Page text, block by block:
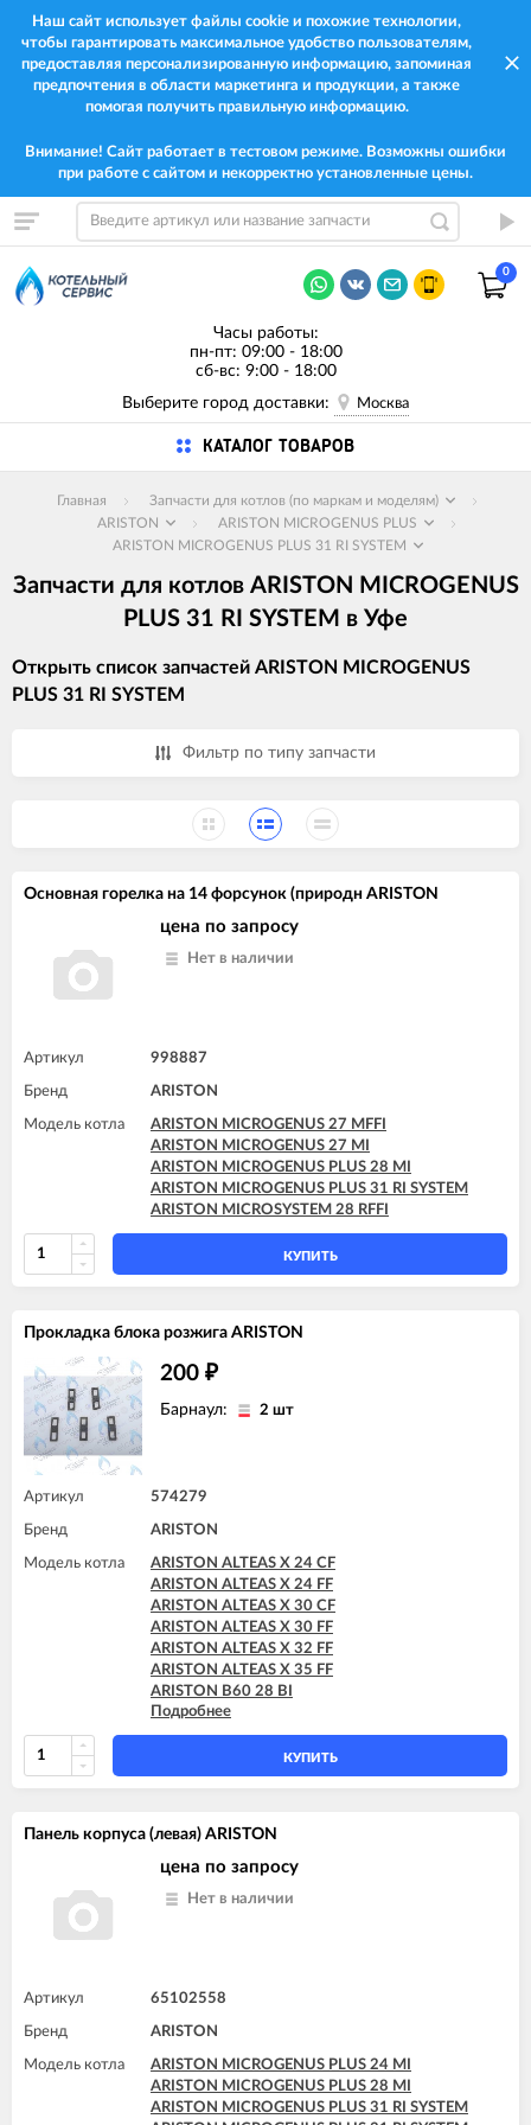
Наш сайт использует файлы cookie и похожие технологии,
чтобы гарантировать максимальное удобство пользователям,
предоставляя персонализированную информацию, запоминая
предпочтения в области маркетинга и продукции, а также
помогая получить правильную информацию.
Внимание! Сайт работает в тестовом режиме. Возможны ошибки
при работе с сайтом и некорректно установленные цены.
0
Часы работы:
пн-пт: 09:00 - 18:00
сб-вс: 9:00 - 18:00
Выберите город доставки:
Москва
КАТАЛОГ ТОВАРОВ
Главная
Запчасти для котлов (по маркам и моделям)
ARISTON
ARISTON MICROGENUS PLUS
ARISTON MICROGENUS PLUS 31 RI SYSTEM
Запчасти для котлов ARISTON MICROGENUS
PLUS 31 RI SYSTEM в Уфе
Открыть список запчастей ARISTON MICROGENUS
PLUS 31 RI SYSTEM
Фильтр по типу запчасти
Основная горелка на 14 форсунок (природн ARISTON
цена по запросу
Нет в наличии
Артикул 998887
Бренд ARISTON
Модель котла
ARISTON MICROGENUS 27 MFFI
ARISTON MICROGENUS 27 MI
ARISTON MICROGENUS PLUS 28 MI
ARISTON MICROGENUS PLUS 31 RI SYSTEM
ARISTON MICROSYSTEM 28 RFFI
КУПИТЬ
Прокладка блока розжига ARISTON
200 ₽
Барнаул: 2 шт
Артикул 574279
Бренд ARISTON
Модель котла
ARISTON ALTEAS X 24 CF
ARISTON ALTEAS X 24 FF
ARISTON ALTEAS X 30 CF
ARISTON ALTEAS X 30 FF
ARISTON ALTEAS X 32 FF
ARISTON ALTEAS X 35 FF
ARISTON B60 28 BI
ARISTON B60 30 BFFI
ARISTON BS 24 CF
ARISTON BS II 15 FF
ARISTON BS II 24 FF
ARISTON CARES X 15 CF
ARISTON CARES X 18 FF
ARISTON CARES X SYSTEM 24 FF
ARISTON CLAS 24 FF
ARISTON CLAS 28 FF
ARISTON CLAS B 24 CF
ARISTON CLAS B 24 FF
ARISTON CLAS B 28 FF
Подробнее
КУПИТЬ
Панель корпуса (левая) ARISTON
цена по запросу
Нет в наличии
Артикул 65102558
Бренд ARISTON
Модель котла
ARISTON MICROGENUS PLUS 24 MI
ARISTON MICROGENUS PLUS 28 MI
ARISTON MICROGENUS PLUS 31 RI SYSTEM